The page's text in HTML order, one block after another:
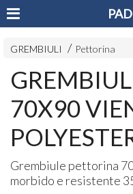
GREMBIULI Pettorina
70X90
Grembiule pettorina
morbido e resistente